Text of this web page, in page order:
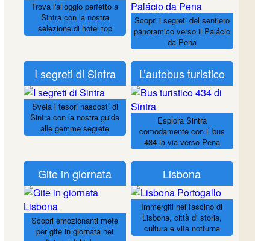
Trova l'alloggio perfetto a
Sintra con la nostra
selezione di hotel top
Scopri i segreti del sentiero
panoramico verso il Palácio
da Pena
I segreti di Sintra
Svela i tesori nascosti di
Sintra con la nostra guida
alle gemme segrete
L’autobus turistico
Esplora Sintra
comodamente con il bus
434 la via verso Pena
Gite in giornata
Scopri emozionanti mete
per gite in giornata nei
Lisbona
Immergiti nel fascino di
Lisbona, città di storia,
cultura e vita notturna